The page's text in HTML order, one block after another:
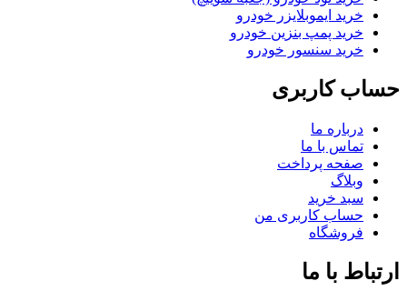
خرید ایموبلایزر خودرو
خرید پمپ بنزین خودرو
خرید سنسور خودرو
حساب کاربری
درباره ما
تماس با ما
صفحه پرداخت
وبلاگ
سبد خرید
حساب کاربری من
فروشگاه
ارتباط با ما